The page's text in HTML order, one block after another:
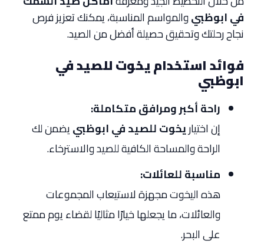
في ابوظبيوالمواسم المناسبة، يمكنك تعزيز فرص
نجاح رحلتك وتحقيق حصيلة أفضل من الصيد.
فوائد استخدام يخوت للصيد في
ابوظبي
راحة أكبر ومرافق متكاملة:
إن اختياريخوت للصيد في ابوظبييضمن لك
الراحة والمساحة الكافية للصيد والاسترخاء.
مناسبة للعائلات:
هذه اليخوت مجهزة لاستيعاب المجموعات
والعائلات، ما يجعلها خيارًا مثاليًا لقضاء يوم ممتع
على البحر.